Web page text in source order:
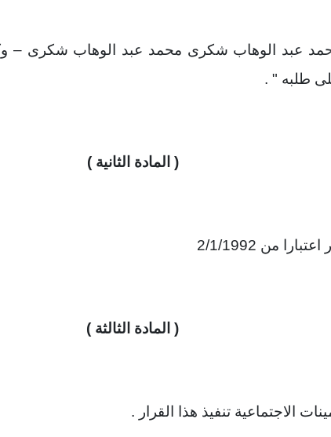
عبد الوهاب شكرى محمد عبد الوهاب شكرى –
طلبه " .
( المادة الثانية )
من 2/1/1992
( المادة الثالثة )
الاجتماعية تنفيذ هذا القرار .